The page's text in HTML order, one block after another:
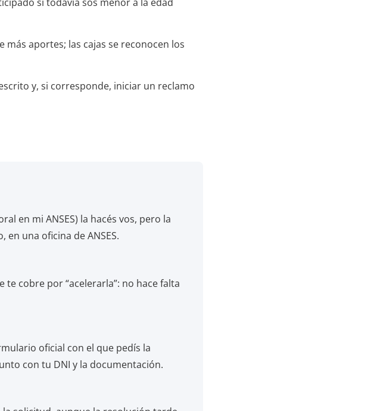
aportes; las cajas se reconocen los
y, si corresponde, iniciar un reclamo
en mi ANSES) la hacés vos, pero la
una oficina de ANSES.
cobre por “acelerarla”: no hace falta
oficial con el que pedís la
con tu DNI y la documentación.